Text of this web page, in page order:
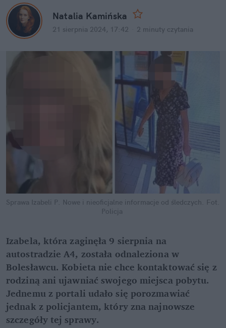
Natalia Kamińska
21 sierpnia 2024, 17:42 2 minuty czytania
Sprawa Izabeli P. Nowe i nieoficjalne informacje od śledczych. Fot.
Policja
Izabela, która zaginęła 9 sierpnia na
autostradzie A4, została odnaleziona w
Bolesławcu. Kobieta nie chce kontaktować się z
rodziną ani ujawniać swojego miejsca pobytu.
Jednemu z portali udało się porozmawiać
jednak z policjantem, który zna najnowsze
szczegóły tej sprawy.